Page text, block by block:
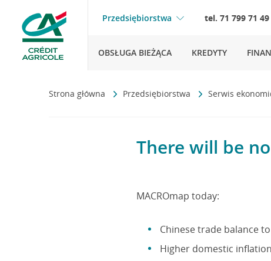
Przedsiębiorstwa tel. 71 799 71 49
OBSŁUGA BIEŻĄCA KREDYTY
Strona główna Przedsiębiorstwa Serwis
There will be
MACROmap today:
Chinese trade balance
Higher domestic